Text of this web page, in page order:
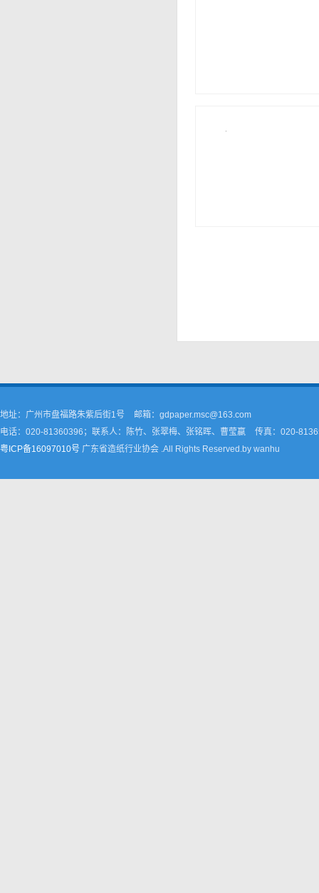
地址：广州市盘福路朱紫后街1号
邮箱：gdpaper.msc@163.com
电话：020-81360396；联系人：陈竹、张翠梅、张铭晖、曹莹嬴
传真：020-
粤ICP备16097010号 广东省造纸行业协会 .All Rights Reserved.by wanhu